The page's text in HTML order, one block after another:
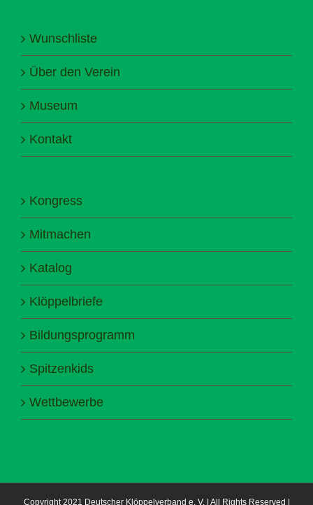
Wunschliste
Über den Verein
Museum
Kontakt
Kongress
Mitmachen
Katalog
Klöppelbriefe
Bildungsprogramm
Spitzenkids
Wettbewerbe
Copyright 2021 Deutscher Klöppelverband e. V. | All Rights Reserved |